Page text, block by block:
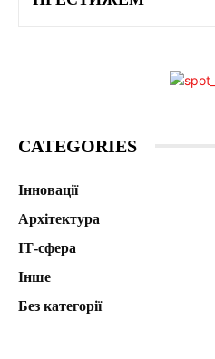
CATEGORIES
Інновації
Архітектура
ІТ-сфера
Інше
Без категорії